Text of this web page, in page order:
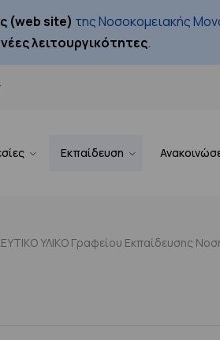
(web site) της Νοσοκομειακής
νέες λειτουργικότητες.
Εκπαίδευση
ΥΛΙΚΟ Γραφείου Εκπαίδευσης